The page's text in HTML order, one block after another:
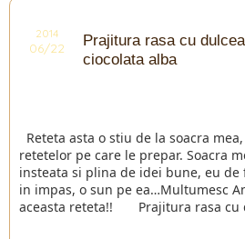
2014
06/22
Prajitura rasa cu
ciocolata alba
Reteta asta o stiu de la soacra
retetelor pe care le prepar. Soacra
insteata si plina de idei bune, eu de
in impas, o sun pe ea…Multumesc
aceasta reteta!! Prajitura rasa cu